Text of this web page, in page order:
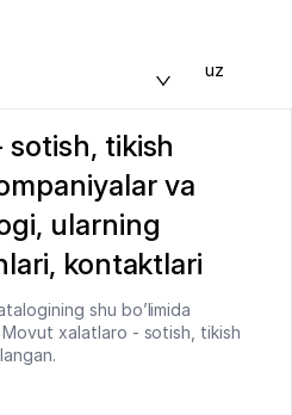
uz
tikish
va
ularning
kontaktlari
shu bo’limida
xalatlaro - sotish, tikish